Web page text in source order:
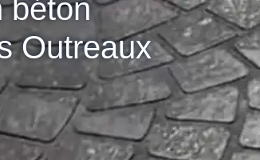
béton
Outreaux